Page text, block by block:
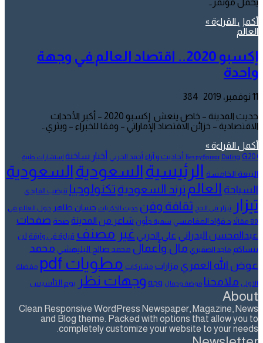
أكمل القراءة »
العالم
إكسبو 2020.. اقتصاد العالم في وجهة
واحدة
11 نوفمبر، 2019
384
حديث المدينة – خاص ينعش إكسبو 2020 – أكبر الأحداث
الاقتصادية – خزائن الاقتصاد الإماراتي – وفقا للخبراء – ويثري…
أكمل القراءة »
! Без рубрики
Dating G20 أحاديث و آراء أحمد الحربي أخبار ساخنة إستشارات طبية
البيعة الخامسة الرئيسيةالسعوديةالسعودية
السياحة العالم ترند السعودية تكنولوجيا تنيضب الفايدي
تيزار تيزار في الحج ثقافة وفن حديث الذكريات حسان طاهر حول العالم في
80 مقالاً
د.فؤاد المغامسي سمية جلّون شاعر من المدينة صحة صفحات
عبدالمحسن البدراني علي الحربي غير مصنف قراءة في وثيقة لن
ننساكم ماجد الصقيري مال وأعمال محمد صالح البليهشي محمد
عوض الله العمري مزارات مشاركات مطويات pdf مفضلة
الاولى ملامحنا موضة وجمال وجه وجهات نظر يوم التأسيس
About
Clean Responsive WordPress Newspaper, Magazine, News
and Blog theme. Packed with options that allow you to
completely customize your website to your needs.